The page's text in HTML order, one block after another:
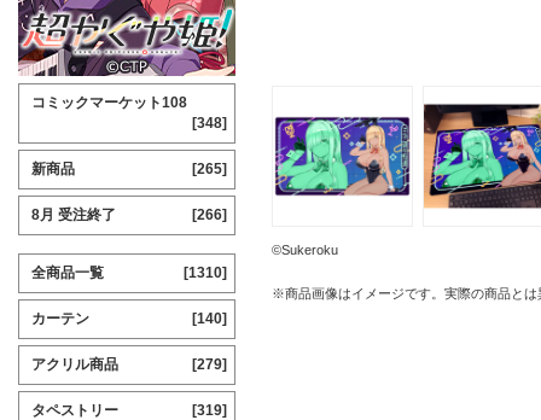
©Sukeroku
※商品画像はイメージです。実際の商品と
コミックマーケット108
[348]
新商品 [265]
8月 受注終了 [266]
全商品一覧 [1310]
カーテン [140]
アクリル商品 [279]
タペストリー [319]